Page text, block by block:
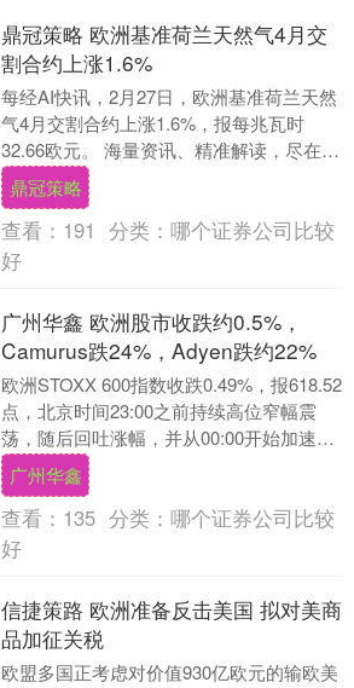
鼎冠策略 欧洲基准荷兰天然气4月交
割合约上涨1.6%
每经AI快讯，2月27日，欧洲基准荷兰天然
气4月交割合约上涨1.6%，报每兆瓦时
32.66欧元。 海量资讯、精准解读，尽在新
浪财经APP....
鼎冠策略
查看： 191 分类： 哪个证券公司比较
好
广州华鑫 欧洲股市收跌约0.5%，
Camurus跌24%，Adyen跌约22%
欧洲STOXX 600指数收跌0.49%，报618.52
点，北京时间23:00之前持续高位窄幅震
荡，随后回吐涨幅，并从00:00开始加速下
跌。 欧元区STOXX....
广州华鑫
查看： 135 分类： 哪个证券公司比较
好
信捷策路 欧洲准备反击美国 拟对美商
品加征关税
欧盟多国正考虑对价值930亿欧元的输欧美